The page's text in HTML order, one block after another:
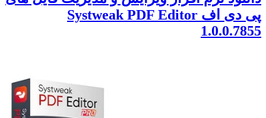
پی دی اف Systweak PDF Editor
1.0.0.7855